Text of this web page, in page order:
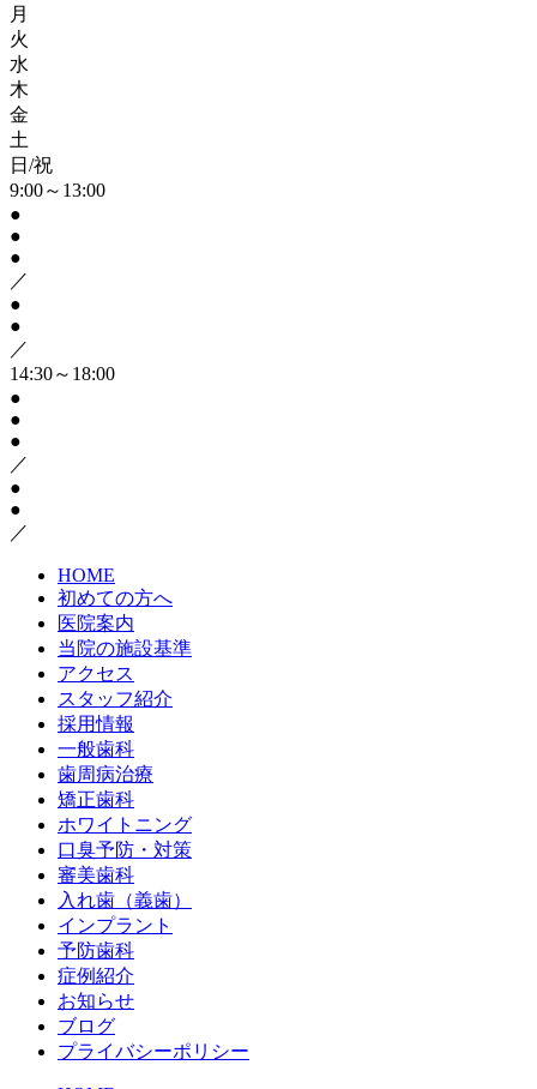
月
火
水
木
金
土
日/祝
9:00～13:00
●
●
●
／
●
●
／
14:30～18:00
●
●
●
／
●
●
／
HOME
初めての方へ
医院案内
当院の施設基準
アクセス
スタッフ紹介
採用情報
一般歯科
歯周病治療
矯正歯科
ホワイトニング
口臭予防・対策
審美歯科
入れ歯（義歯）
インプラント
予防歯科
症例紹介
お知らせ
ブログ
プライバシーポリシー